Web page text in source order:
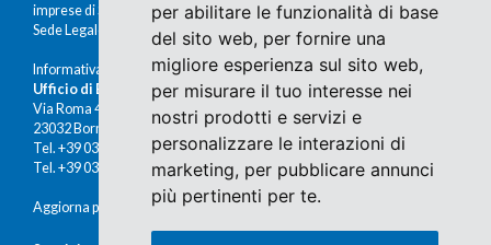
per abilitare le funzionalità di base
del sito web, per fornire una
migliore esperienza sul sito web,
per misurare il tuo interesse nei
nostri prodotti e servizi e
personalizzare le interazioni di
marketing, per pubblicare annunci
più pertinenti per te.
imprese di Sondrio al n.47430
Sede Legale: Via Nazario Sauro 1, Sondrio
Informativa Cookies e Privacy
Ufficio di Bormio
Via Roma 48
23032 Bormio (SO)
Tel. +39 0342 910491
Tel. +39 0342 902672
Aggiorna preferenze cookies